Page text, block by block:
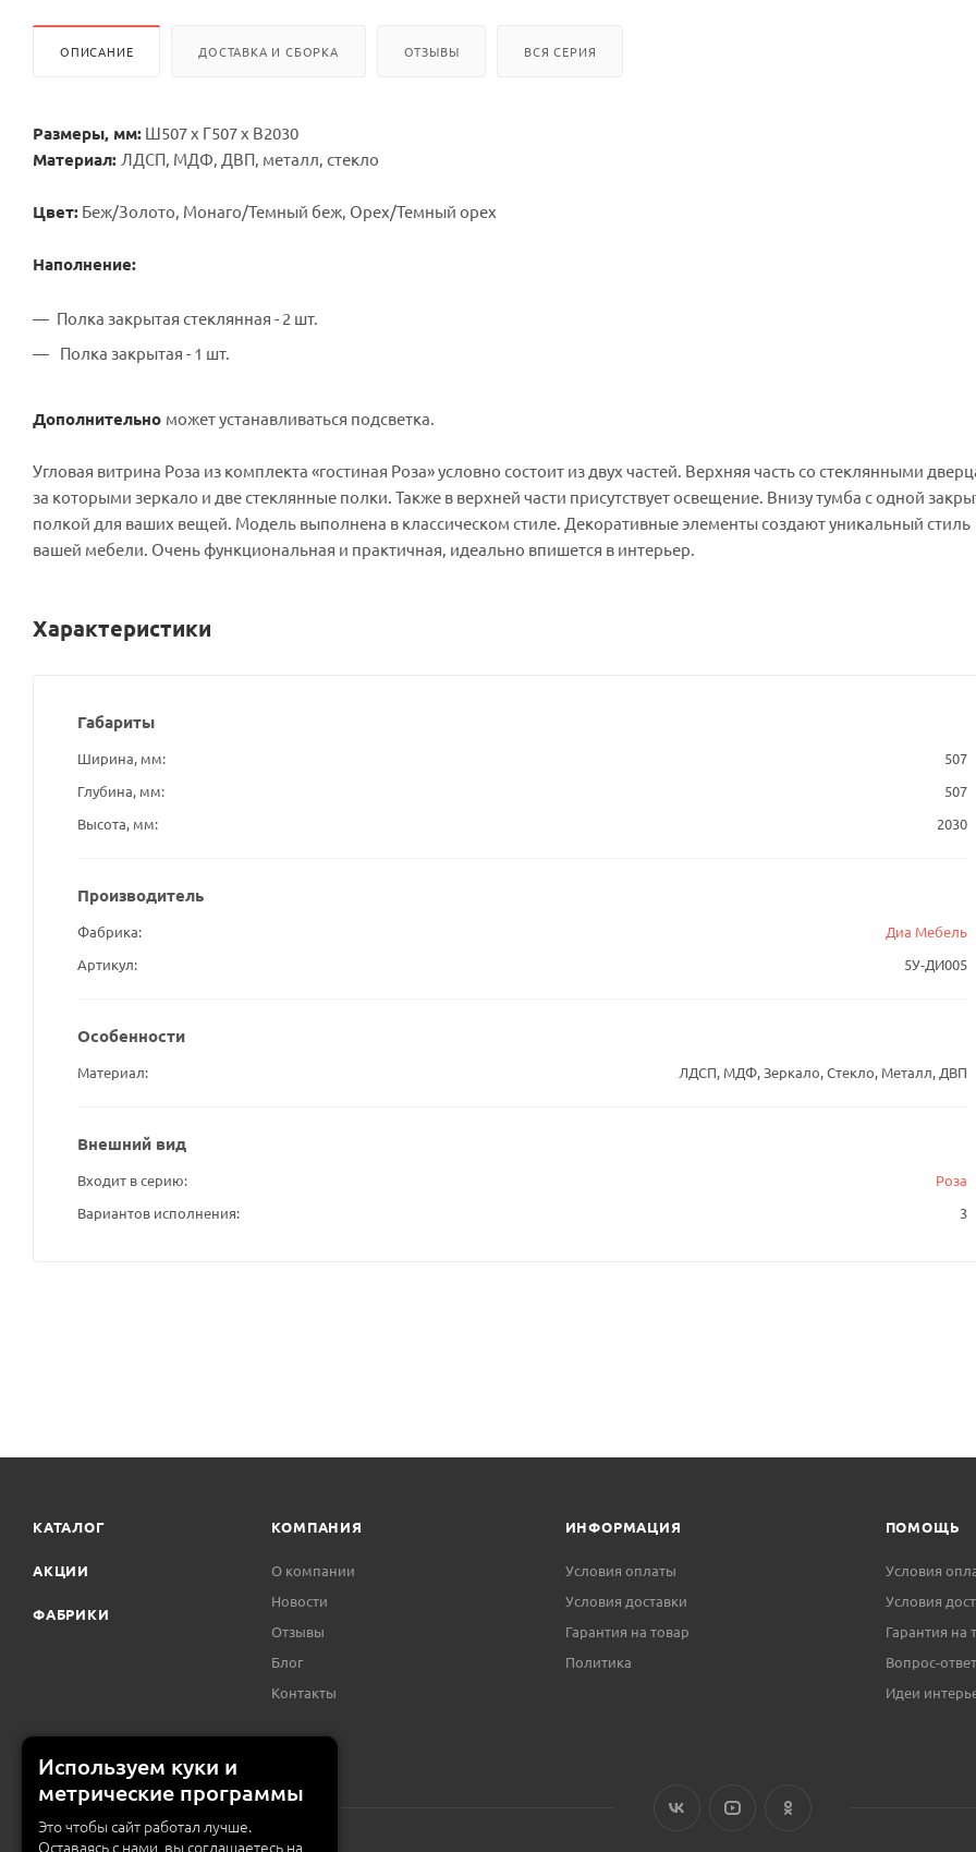
ОПИСАНИЕ ДОСТАВКА И СБОРКА ОТЗЫВЫ ВСЯ СЕРИЯ
Размеры, мм: Ш507 х Г507 х В2030
Материал: ЛДСП, МДФ, ДВП, металл, стекло
Цвет: Беж/Золото, Монаго/Темный беж, Орех/Темный орех
Наполнение:
Полка закрытая стеклянная - 2 шт.
Полка закрытая - 1 шт.
Дополнительно может устанавливаться подсветка.
Угловая витрина Роза из комплекта «гостиная Роза» условно состоит из двух частей. Верхняя часть со стеклянными
за которыми зеркало и две стеклянные полки. Также в верхней части присутствует освещение. Внизу тумба с одной
полкой для ваших вещей. Модель выполнена в классическом стиле. Декоративные элементы создают уникальный стиль
вашей мебели. Очень функциональная и практичная, идеально впишется в интерьер.
Характеристики
Габариты
Ширина, мм
507
Глубина, мм
507
Высота, мм
2030
Производитель
Фабрика
Диа Мебель
Артикул
5У-ДИ005
Особенности
Материал ЛДСП, МДФ, Зеркало, Стекло, Металл, ДВП
Внешний вид
Входит в серию
Роза
Вариантов исполнения
3
КАТАЛОГ
АКЦИИ
ФАБРИКИ
КОМПАНИЯ
О компании
Новости
Отзывы
Блог
Контакты
ИНФОРМАЦИЯ
Условия оплаты
Условия доставки
Гарантия на товар
Политика
ПОМОЩЬ
Условия
Условия
Гарантия на
Вопрос-ответ
Идеи
Используем куки и
метрические программы
Это чтобы сайт работал лучше.
Оставаясь с нами, вы соглашаетесь на